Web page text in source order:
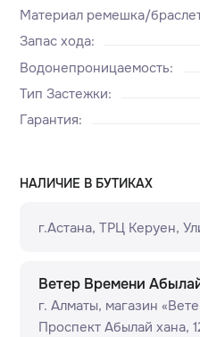
Материал ремешка/
Запас хода:
Водонепроницаемость:
Тип Застежки:
Гарантия:
НАЛИЧИЕ В БУТИКАХ
г.Астана, ТРЦ Керуен​,
Ветер Времени
г. Алматы, ​магазин
Проспект Абылай хана,